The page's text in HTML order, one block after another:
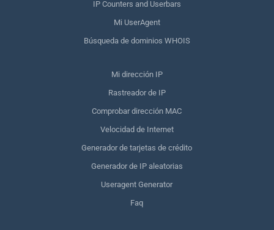
IP Counters and Userbars
Mi UserAgent
Búsqueda de dominios WHOIS
Mi dirección IP
Rastreador de IP
Comprobar dirección MAC
Velocidad de Internet
Generador de tarjetas de crédito
Generador de IP aleatorias
Useragent Generator
Faq